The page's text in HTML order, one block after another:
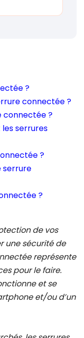
?
connectée ?
connectée ?
serrures
?
serrure
?
de vos
une sécurité de
représente
pour le faire.
et se
et/ou d’un